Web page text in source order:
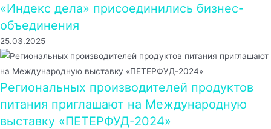
«Индекс дела» присоединились бизнес-
объединения
25.03.2025
Региональных производителей продуктов
питания приглашают на Международную
выставку «ПЕТЕРФУД-2024»